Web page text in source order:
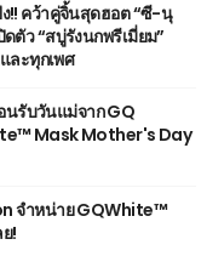
ง!! คว้าคู่จิ้นสุดฮอต “ซี-นุ
ตัว “สบู่รังนกพรีเมี่ยม”
ละทุกเพศ
รับวันแม่จาก GQ
Mask Mother's Day
จำหน่าย GQWhite™
!